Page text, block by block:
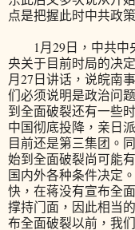
点是把握此时中共政
1月29日，中共中
央关于目前时局的决
月27日讲话，说皖南
们必须说明是政治问
到全面破裂还有一些
中国彻底投降，亲日
目前还是第三集团。
始到全面破裂尚可能
国内外各种条件决定
快，在蒋没有宣布全
撑持门面，因此相当
布全面破裂以前，我